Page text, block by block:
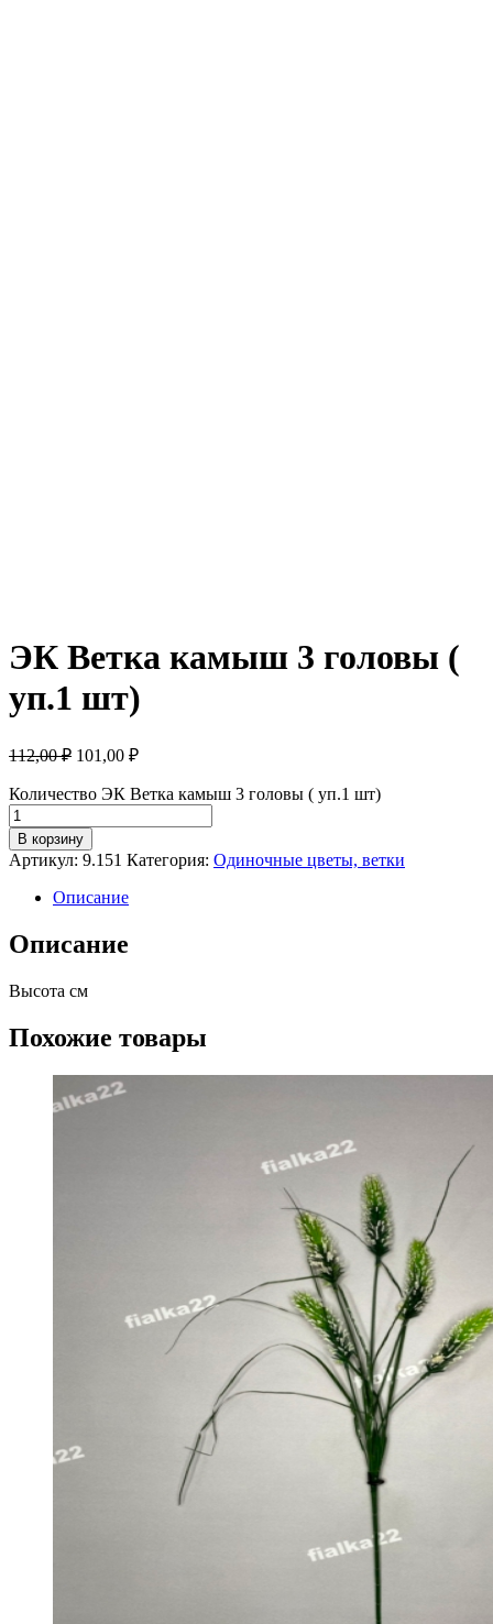
ЭК Ветка камыш 3 головы (
уп.1 шт)
112,00 ₽ 101,00 ₽
Количество ЭК Ветка камыш 3 головы ( уп.1 шт)
В корзину
Артикул: 9.151 Категория: Одиночные цветы, ветки
Описание
Описание
Высота см
Похожие товары